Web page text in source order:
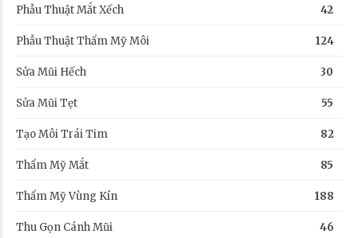
Phẫu Thuật Mắt Xếch 42
Phẫu Thuật Thẩm Mỹ Môi 124
Sửa Mũi Hếch 30
Sửa Mũi Tẹt 55
Tạo Môi Trái Tim 82
Thẩm Mỹ Mắt 85
Thẩm Mỹ Vùng Kín 188
Thu Gọn Cánh Mũi 46